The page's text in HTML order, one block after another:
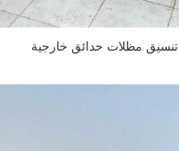
تنسيق مظلات حدائق خارجية